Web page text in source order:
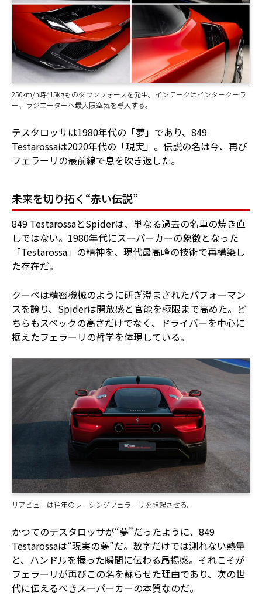
250km/h時415kgものダウンフォースを発生。インテークはインタークーラ
ー、ラジエーターへ最大限空気を導入する。
テスタロッサは1980年代の「夢」であり、849
Testarossaは2020年代の「現実」。伝説の名は今、再び
フェラーリの最前線で息を吹き返した。
未来を切り拓く“赤い伝説”
849 TestarossaとSpiderは、単なる過去の名車の焼き直
しではない。1980年代にスーパーカーの象徴となった
「Testarossa」の精神を、現代最高峰の技術で再構築し
た存在だ。
クーペは精密機械のように研ぎ澄まされたパフォーマン
スを誇り、Spiderは開放感と官能を極限まで高めた。ど
ちらもスペックの高さだけでなく、ドライバーを中心に
据えたフェラーリの哲学を体現している。
リアビューは往年のレーシングフェラーリを想起させる。
かつてのテスタロッサが“夢”だったように、849
Testarossaは“現実の夢”だ。数字だけでは測れない熱量
と、ハンドルを握った瞬間に伝わる昂揚感。それこそが
フェラーリが再びこの名を蘇らせた理由であり、次の世
代に伝えるべきスーパーカーの本質なのだ。